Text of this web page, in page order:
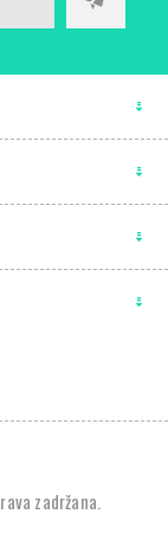
zadržana.